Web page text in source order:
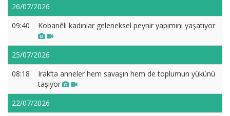
26/07/2026
09:40
Kobanêli kadınlar geleneksel peynir yapımını yaşatıyor
25/07/2026
08:18
Irak’ta anneler hem savaşın hem de toplumun yükünü
taşıyor
22/07/2026